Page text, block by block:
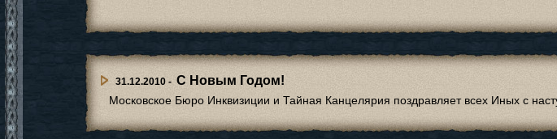
31.12.2010 - C Новым Годом!
Московское Бюро Инквизиции и Тайная Канцелярия поздравляет всех Иных с